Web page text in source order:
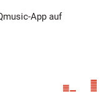
App auf